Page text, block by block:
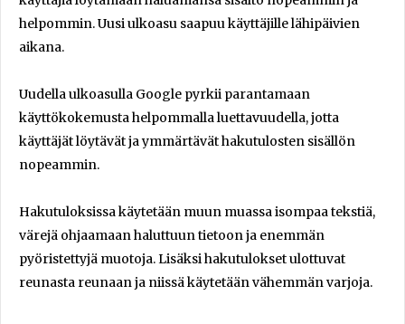
helpommin. Uusi ulkoasu saapuu käyttäjille lähipäivien
aikana.
Uudella ulkoasulla Google pyrkii parantamaan
käyttökokemusta helpommalla luettavuudella, jotta
käyttäjät löytävät ja ymmärtävät hakutulosten sisällön
nopeammin.
Hakutuloksissa käytetään muun muassa isompaa tekstiä,
värejä ohjaamaan haluttuun tietoon ja enemmän
pyöristettyjä muotoja. Lisäksi hakutulokset ulottuvat
reunasta reunaan ja niissä käytetään vähemmän varjoja.